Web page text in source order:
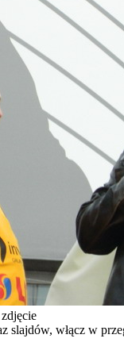
slajdów, włącz w